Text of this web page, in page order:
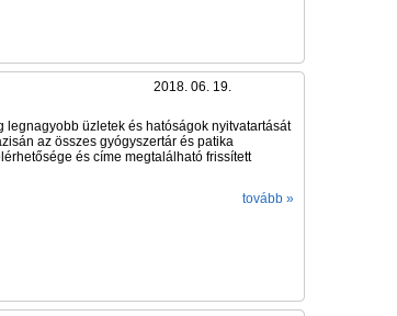
2018. 06. 19.
legnagyobb üzletek és hatóságok nyitvatartását
az összes gyógyszertár és patika
és címe megtalálható frissített
tovább »